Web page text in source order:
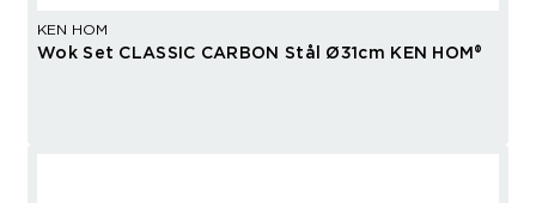
KEN HOM
Wok Set CLASSIC CARBON Stål Ø31cm KEN HOM®